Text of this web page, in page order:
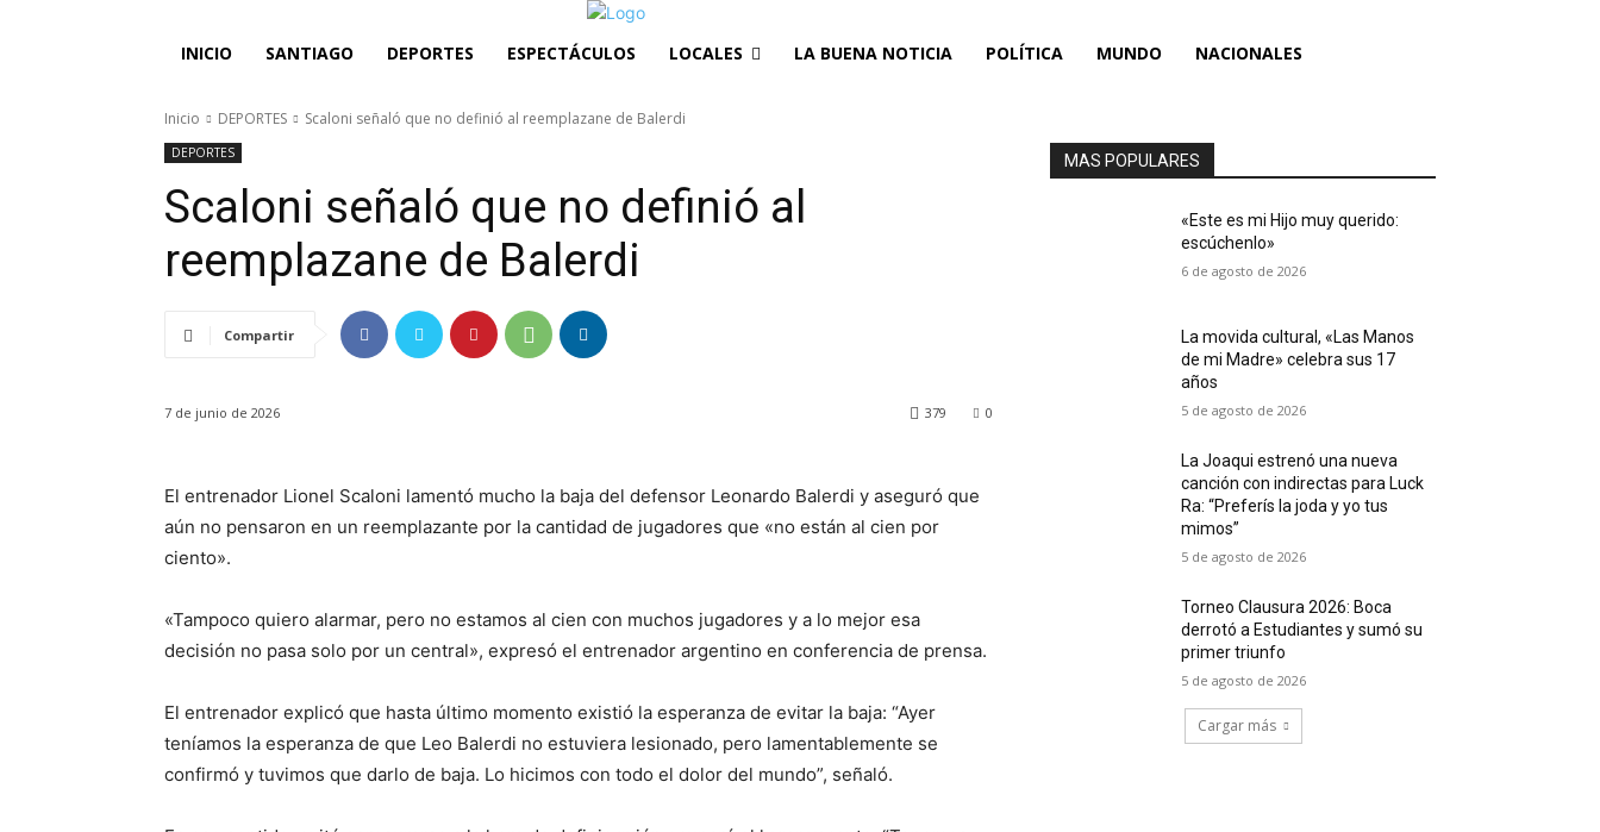
INICIO SANTIAGO DEPORTES ESPECTÁCULOS LOCALES LA BUENA NOTICIA POLÍTICA MUNDO NACIONALES
Inicio DEPORTES Scaloni señaló que no definió al reemplazane de Balerdi
DEPORTES
Scaloni señaló que no definió al
reemplazane de Balerdi
Compartir
7 de junio de 2026 0
379
El entrenador Lionel Scaloni lamentó mucho la baja del defensor Leonardo Balerdi y aseguró que
aún no pensaron en un reemplazante por la cantidad de jugadores que «no están al cien por
ciento».
«Tampoco quiero alarmar, pero no estamos al cien con muchos jugadores y a lo mejor esa
decisión no pasa solo por un central», expresó el entrenador argentino en conferencia de prensa.
El entrenador explicó que hasta último momento existió la esperanza de evitar la baja: “Ayer
teníamos la esperanza de que Leo Balerdi no estuviera lesionado, pero lamentablemente se
confirmó y tuvimos que darlo de baja. Lo hicimos con todo el dolor del mundo”, señaló.
MAS POPULARES
«Este es mi Hijo muy querido:
escúchenlo»
6 de agosto de 2026
La movida cultural, «Las Manos
de mi Madre» celebra sus 17
años
5 de agosto de 2026
La Joaqui estrenó una nueva
canción con indirectas para Luck
Ra: “Preferís la joda y yo tus
mimos”
5 de agosto de 2026
Torneo Clausura 2026: Boca
derrotó a Estudiantes y sumó su
primer triunfo
5 de agosto de 2026
Cargar más